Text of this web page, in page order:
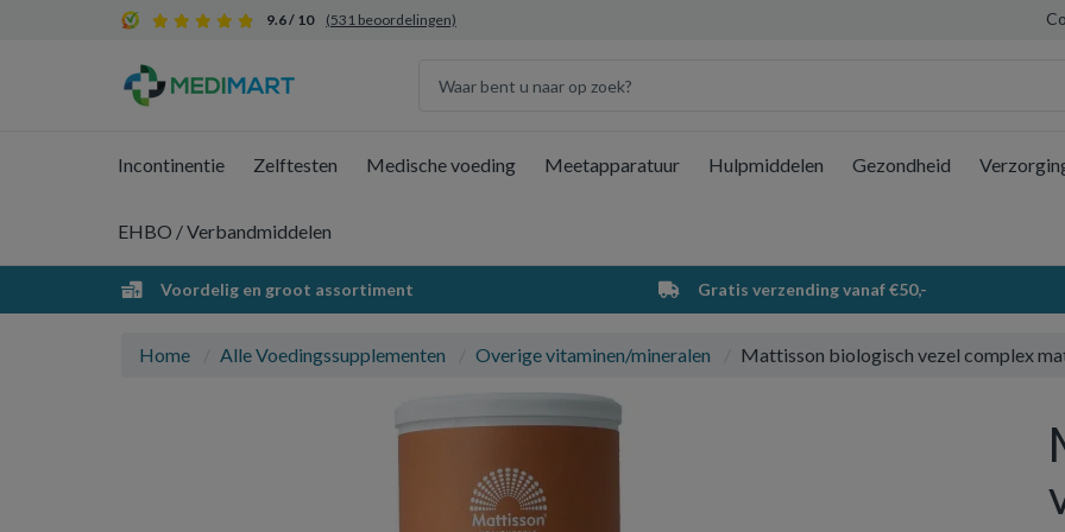
9.6 / 10 (531 beoordelingen)
Incontinentie Zelftesten Medische voeding Meetapparatuur Hulpmiddelen Gezondheid
EHBO / Verbandmiddelen
Voordelig en groot assortiment Gratis verzending vanaf €50,-
Home Alle Voedingssupplementen Overige vitaminen/mineralen Mattisson biologisch vezel complex